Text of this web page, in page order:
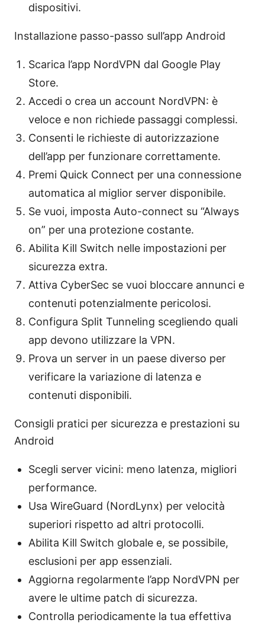
dispositivi.
Installazione passo-passo sull’app Android
Scarica l’app NordVPN dal Google Play
Store.
Accedi o crea un account NordVPN: è
veloce e non richiede passaggi complessi.
Consenti le richieste di autorizzazione
dell’app per funzionare correttamente.
Premi Quick Connect per una connessione
automatica al miglior server disponibile.
Se vuoi, imposta Auto-connect su “Always
on” per una protezione costante.
Abilita Kill Switch nelle impostazioni per
sicurezza extra.
Attiva CyberSec se vuoi bloccare annunci e
contenuti potenzialmente pericolosi.
Configura Split Tunneling scegliendo quali
app devono utilizzare la VPN.
Prova un server in un paese diverso per
verificare la variazione di latenza e
contenuti disponibili.
Consigli pratici per sicurezza e prestazioni su
Android
Scegli server vicini: meno latenza, migliori
performance.
Usa WireGuard (NordLynx) per velocità
superiori rispetto ad altri protocolli.
Abilita Kill Switch globale e, se possibile,
esclusioni per app essenziali.
Aggiorna regolarmente l’app NordVPN per
avere le ultime patch di sicurezza.
Controlla periodicamente la tua effettiva